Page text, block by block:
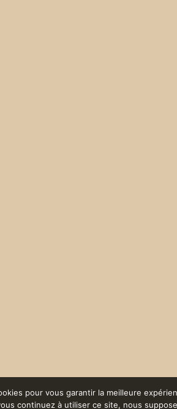
pour vous garantir la meilleure
continuez à utiliser ce site, nous